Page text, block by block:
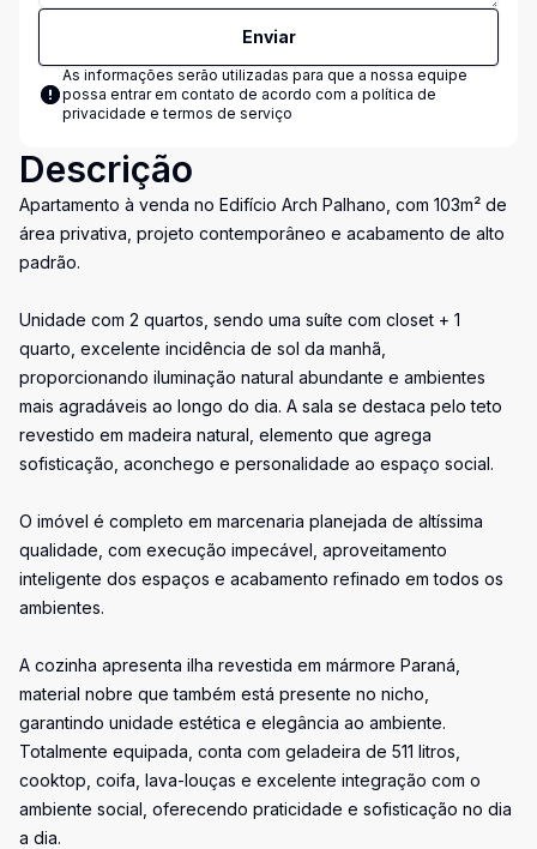
Enviar
As informações serão utilizadas para que a nossa equipe
possa entrar em contato de acordo com a política de
privacidade e termos de serviço
Descrição
Apartamento à venda no Edifício Arch Palhano, com 103m² de
área privativa, projeto contemporâneo e acabamento de alto
padrão.
Unidade com 2 quartos, sendo uma suíte com closet + 1
quarto, excelente incidência de sol da manhã,
proporcionando iluminação natural abundante e ambientes
mais agradáveis ao longo do dia. A sala se destaca pelo teto
revestido em madeira natural, elemento que agrega
sofisticação, aconchego e personalidade ao espaço social.
O imóvel é completo em marcenaria planejada de altíssima
qualidade, com execução impecável, aproveitamento
inteligente dos espaços e acabamento refinado em todos os
ambientes.
A cozinha apresenta ilha revestida em mármore Paraná,
material nobre que também está presente no nicho,
garantindo unidade estética e elegância ao ambiente.
Totalmente equipada, conta com geladeira de 511 litros,
cooktop, coifa, lava-louças e excelente integração com o
ambiente social, oferecendo praticidade e sofisticação no dia
a dia.